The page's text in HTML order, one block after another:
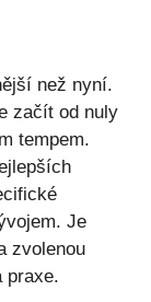
než nyní.
začít od nuly
tempem.
Je
zvolenou
praxe.